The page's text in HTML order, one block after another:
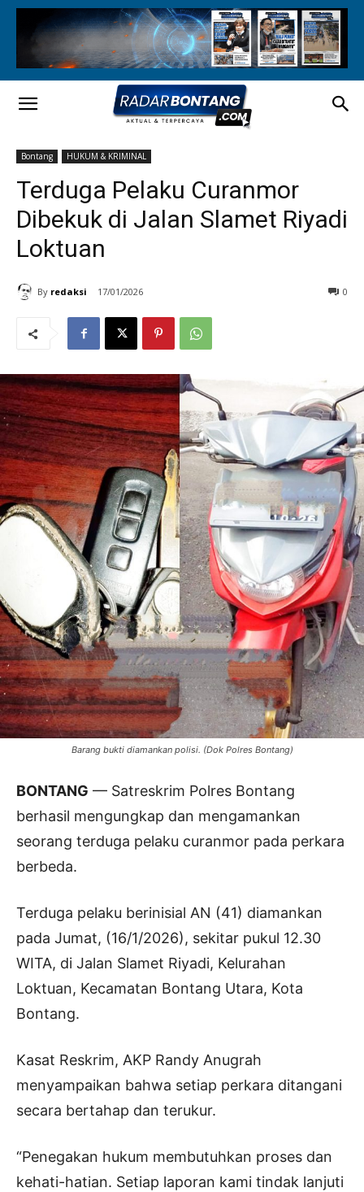
Bontang HUKUM & KRIMINAL
Terduga Pelaku Curanmor
Dibekuk di Jalan Slamet Riyadi
Loktuan
By redaksi 17/01/2026 0
Barang bukti diamankan polisi. (Dok Polres Bontang)
BONTANG — Satreskrim Polres Bontang
berhasil mengungkap dan mengamankan
seorang terduga pelaku curanmor pada perkara
berbeda.
Terduga pelaku berinisial AN (41) diamankan
pada Jumat, (16/1/2026), sekitar pukul 12.30
WITA, di Jalan Slamet Riyadi, Kelurahan
Loktuan, Kecamatan Bontang Utara, Kota
Bontang.
Kasat Reskrim, AKP Randy Anugrah
menyampaikan bahwa setiap perkara ditangani
secara bertahap dan terukur.
“Penegakan hukum membutuhkan proses dan
kehati-hatian. Setiap laporan kami tindak lanjuti